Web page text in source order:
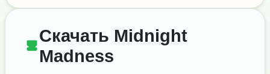
Скачать Midnight
Madness